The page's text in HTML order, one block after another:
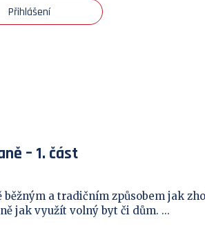
Přihlášení
– 1. část
a tradičním způsobem jak
jak využít volný byt či dům. ...